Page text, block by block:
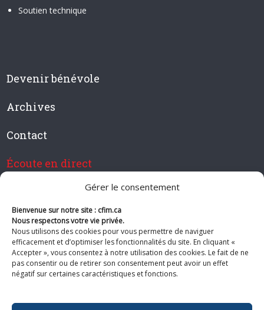
Gérer le consentement
Bienvenue sur notre site : cfim.ca
Nous respectons votre vie privée.
Nous utilisons des cookies pour vous permettre de naviguer
efficacement et d’optimiser les fonctionnalités du site. En cliquant «
Accepter », vous consentez à notre utilisation des cookies. Le fait de ne
pas consentir ou de retirer son consentement peut avoir un effet
négatif sur certaines caractéristiques et fonctions.
Soutien technique
Devenir bénévole
Archives
Contact
Écoute en direct
Devenir membre de CFIM
Suivez-nous